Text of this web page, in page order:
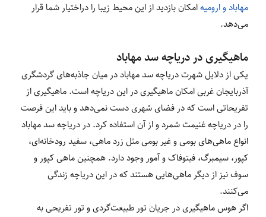
مهاباد و ارومیهامکان بازدید از این محیط زیبا را دراختیار شما قرار
می‌دهد.
ماهیگیری در دریاچه سد مهاباد
یکی از دلایل شهرت دریاچه سد مهاباد در میان جاذبه‌های گردشگری
آذربایجان غربی امکان ماهیگیری در این دریاچه است. ماهیگیری از
تفریحاتی است که در فضای شهری دست نمی‌دهد و باید این فرصت
را در دریاچه غنیمت شمرد و از آن استفاده کرد. در دریاچه سد مهاباد
انواع ماهی‌های بومی و غیر بومی مثل زرد ماهی، سفید رودخانه‌ای،
کپور، سیمبرگ، فیتوفاک و آمور وجود دارد. همچنین ماهی کپور و
سوف نیز از دیگر ماهی‌هایی هستند که در این دریاچه زندگی
می‌کنند.
اگر هوس ماهیگیری در جریان تور طبیعت‌گردی و تور تفریحی به